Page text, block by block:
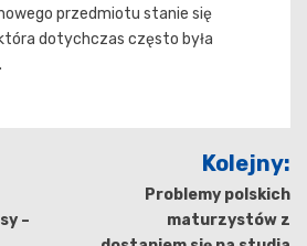
przedmiotu stanie się
dotychczas często była
–
Kolejny:
Problemy polskich
maturzystów z